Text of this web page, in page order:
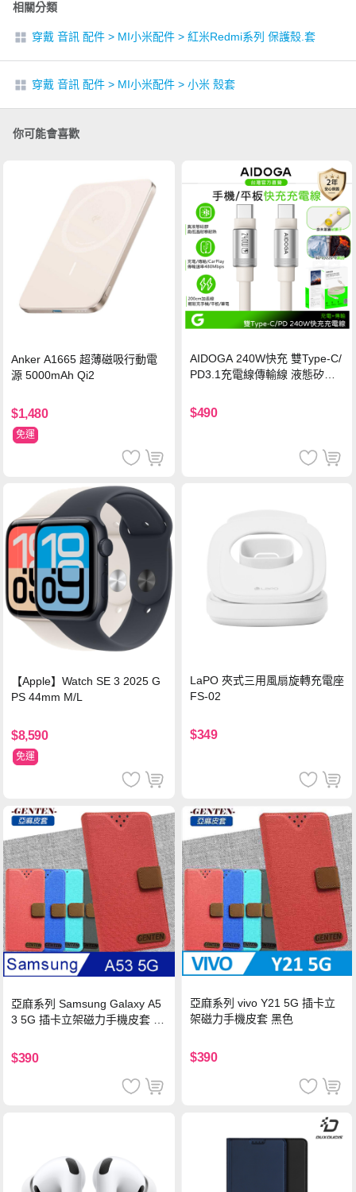
相關分類
穿戴 音訊 配件 > MI小米配件 > 紅米Redmi系列 保護殼.套
穿戴 音訊 配件 > MI小米配件 > 小米 殼套
你可能會喜歡
Anker A1665 超薄磁吸行動電
源 5000mAh Qi2
$1,480
免運
AIDOGA 240W快充 雙Type-C/
PD3.1充電線傳輸線 液態矽膠
機/平板/筆電
$490
【Apple】Watch SE 3 2025 G
PS 44mm M/L
$8,590
免運
LaPO 夾式三用風扇旋轉充電座
FS-02
$349
亞麻系列 Samsung Galaxy A5
3 5G 插卡立架磁力手機皮套 藍
$390
亞麻系列 vivo Y21 5G 插卡立
架磁力手機皮套 黑色
$390